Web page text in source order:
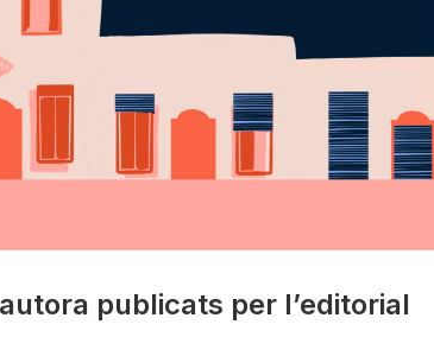
publicats per l’editorial